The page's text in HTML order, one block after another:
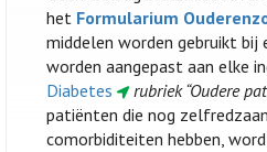
het Formularium
middelen worden gebruikt bij
worden aangepast aan elke
Diabetes
rubriek “Oudere
patiënten die nog
comorbiditeiten hebben,